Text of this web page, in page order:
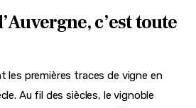
c’est toute
les premières traces de vigne en
Au fil des siècles, le vignoble